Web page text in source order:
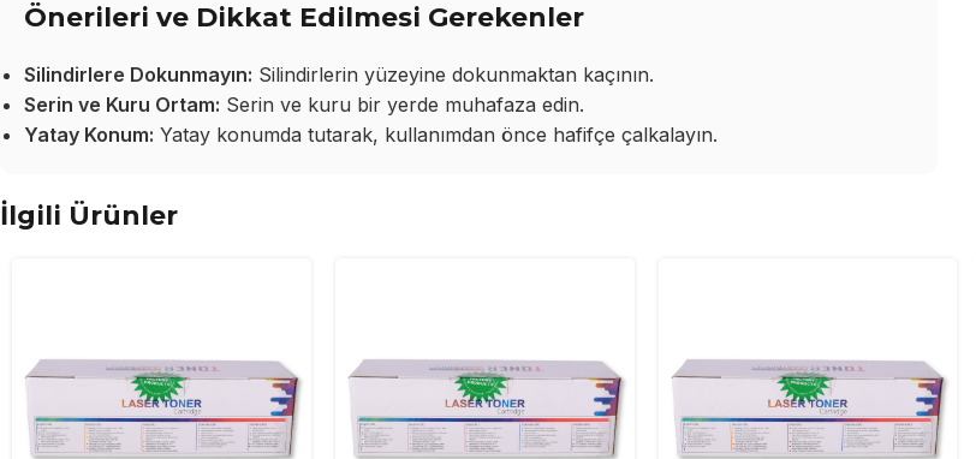
Önerileri ve Dikkat Edilmesi Gerekenler
Silindirlere Dokunmayın: Silindirlerin yüzeyine dokunmaktan kaçının.
Serin ve Kuru Ortam: Serin ve kuru bir yerde muhafaza edin.
Yatay Konum: Yatay konumda tutarak, kullanımdan önce hafifçe çalkalayın.
İlgili Ürünler